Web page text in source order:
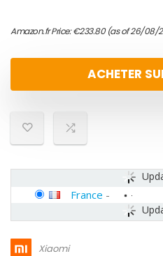
Amazon.fr Price:€233.80(as of 26/08/
ACHETER
France -
Xiaomi